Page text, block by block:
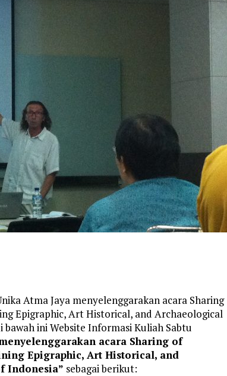
Atma Jaya menyelenggarakan acara Sharing
Epigraphic, Art Historical, and Archaeological
ini Website Informasi Kuliah Sabtu
acara Sharing of
Epigraphic, Art Historical, and
Indonesia” sebagai berikut: